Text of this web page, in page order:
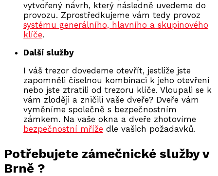
vytvořený návrh, který následně uvedeme do
provozu. Zprostředkujeme vám tedy provoz
systému generálního, hlavního a skupinového
klíče.
Další služby
I váš trezor dovedeme otevřít, jestliže jste
zapomněli číselnou kombinaci k jeho otevření
nebo jste ztratili od trezoru klíče. Vloupali se k
vám zloději a zničili vaše dveře? Dveře vám
vyměníme společně s bezpečnostním
zámkem. Na vaše okna a dveře zhotovíme
bezpečnostní mříže dle vašich požadavků.
Potřebujete zámečnické služby v
Brně ?